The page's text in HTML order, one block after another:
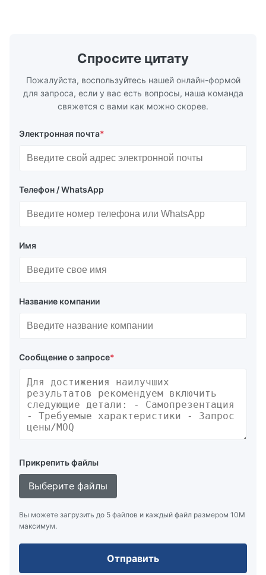
Спросите цитату
Пожалуйста, воспользуйтесь нашей онлайн-формой
для запроса, если у вас есть вопросы, наша команда
свяжется с вами как можно скорее.
Электронная почта*
Телефон / WhatsApp
Имя
Название компании
Сообщение о запросе*
Прикрепить файлы
Выберите файлы
Вы можете загрузить до 5 файлов и каждый файл размером 10M
максимум.
Отправить